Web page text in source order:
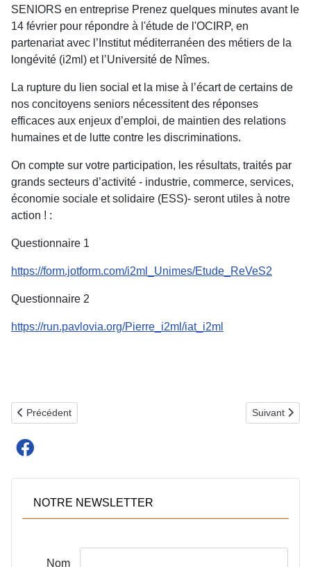
SENIORS en entreprise Prenez quelques minutes avant le
14 février pour répondre à l'étude de l'OCIRP, en
partenariat avec l’Institut méditerranéen des métiers de la
longévité (i2ml) et l’Université de Nîmes.
La rupture du lien social et la mise à l’écart de certains de
nos concitoyens seniors nécessitent des réponses
efficaces aux enjeux d’emploi, de maintien des relations
humaines et de lutte contre les discriminations.
On compte sur votre participation, les résultats, traités par
grands secteurs d’activité - industrie, commerce, services,
économie sociale et solidaire (ESS)- seront utiles à notre
action ! :
Questionnaire 1
https://form.jotform.com/i2ml_Unimes/Etude_ReVeS2
Questionnaire 2
https://run.pavlovia.org/Pierre_i2ml/iat_i2ml
Article précédent : ESSENTIEL-LES (Groupe IRCEM)
Précédent Article
Suivant
NOTRE NEWSLETTER
Nom